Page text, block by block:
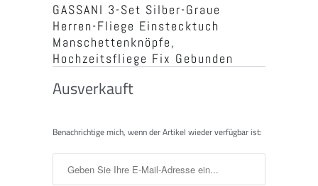
GASSANI 3-Set Silber-Graue
Herren-Fliege Einstecktuch
Manschettenknöpfe,
Hochzeitsfliege Fix Gebunden
Ausverkauft
Benachrichtigen
wenn
Benachrichtige mich, wenn der Artikel wieder verfügbar ist: